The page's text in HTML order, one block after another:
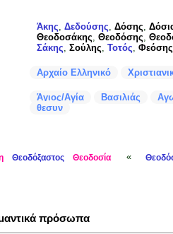
Άκης, Δεδούσης, Δόσης,
Θεοδοσάκης, Θεοδόσης,
Σάκης, Σούλης, Τοτός, Φεόσης
Αρχαίο Ελληνικό
Άγιος/Αγία Βασιλιάς
θεσυν
Θεοδόξαστος Θεοδοσία «
πρόσωπα